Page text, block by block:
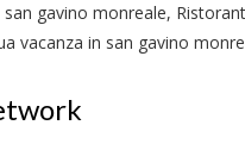
gavino monreale,
vacanza in san gavino